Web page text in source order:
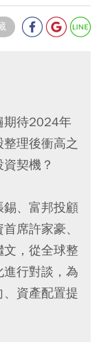
期待2024年
理後衝高之
契機？
錫、富邦投顧
席許家豪、
，從全球整
行對談，為
資產配置提